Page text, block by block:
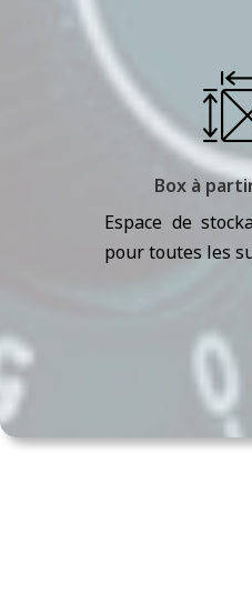
Box à
Espace de
pour toutes les